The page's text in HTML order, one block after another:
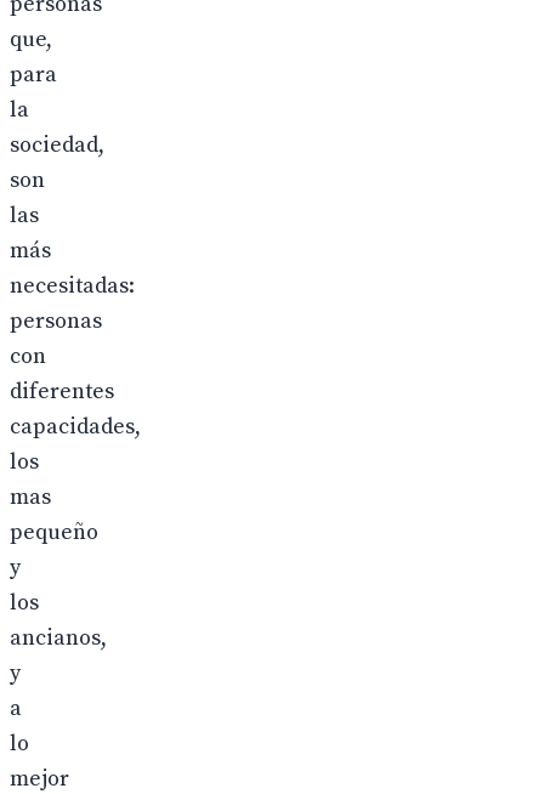
que,
para
la
sociedad,
son
las
más
necesitadas:
personas
con
diferentes
capacidades,
los
mas
pequeño
y
los
ancianos,
y
a
lo
mejor